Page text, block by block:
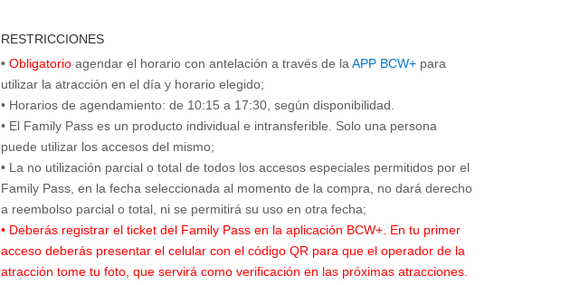
RESTRICCIONES
• Obligatorio agendar el horario con antelación a través de laAPP BCW+ para
utilizar la atracción en el día y horario elegido;
• Horarios de agendamiento: de 10:15 a 17:30, según disponibilidad.
• El Family Pass es un producto individual e intransferible. Solo una persona
puede utilizar los accesos del mismo;
• La no utilización parcial o total de todos los accesos especiales permitidos por el
Family Pass, en la fecha seleccionada al momento de la compra, no dará derecho
• Deberás registrar el ticket del Family Pass en la aplicación BCW+. En tu primer
acceso deberás presentar el celular con el código QR para que el operador de la
atracción tome tu foto, que servirá como verificación en las próximas atracciones.